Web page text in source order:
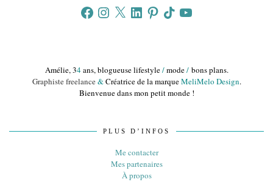
FacebookInstagram
X LinkedInPinterestTikTokYouTube
Amélie, 34ans, blogueuse lifestyle/mode/bons plans.
Graphiste freelance&Créatrice de la marqueMeliMelo Design.
Bienvenue dans mon petit monde !
PLUS D’INFOS
Me contacter
Mes partenaires
À propos